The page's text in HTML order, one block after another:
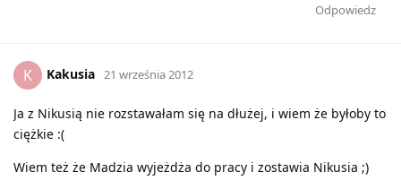
Odpowiedz
K Kakusia 21 września 2012
Ja z Nikusią nie rozstawałam się na dłużej, i wiem że byłoby to
ciężkie :(
Wiem też że Madzia wyjeżdża do pracy i zostawia Nikusia ;)